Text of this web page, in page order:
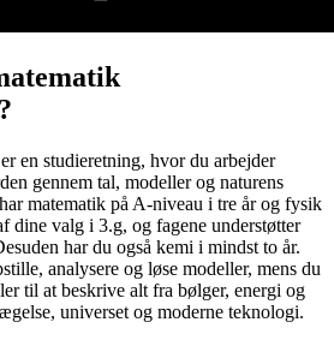
en studieretning, hvor du arbejder
gennem tal, modeller og naturens
matematik på A-niveau i tre år og fysik
dine valg i 3.g, og fagene understøtter
har du også kemi i mindst to år.
analysere og løse modeller, mens du
til at beskrive alt fra bølger, energi og
universet og moderne teknologi.